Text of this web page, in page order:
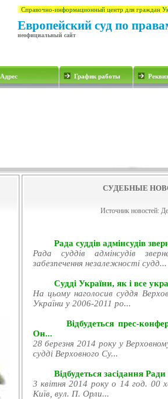
Справочно-информационный центр для граждан
Европейский суд по
неофициальный сайт
Адрес График работы
СУДЕБНЫЕ
Источник новостей:
Рада суддів адмінсудів
Рада суддів адмінсудів
забезпечення незалежності судд...
Судді України, як і все
На цьому наголосив суддя
України у 2006-2011 ро...
Відбудеться прес-
Он...
28 березня 2014 року у
судді Верховного Су...
Відбудеться засідання
3 квітня 2014 року о 14 год. 00
Київ, вул. П. Орли...